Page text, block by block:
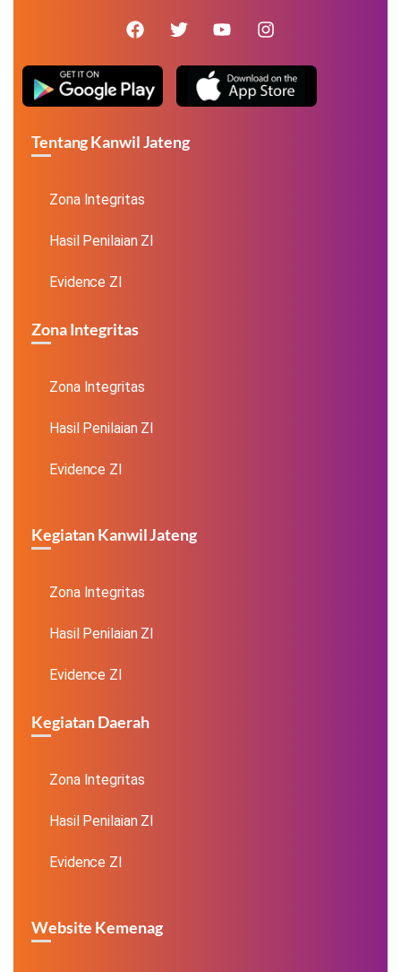
Tentang Kanwil Jateng
Zona Integritas
Hasil Penilaian ZI
Evidence ZI
Zona Integritas
Zona Integritas
Hasil Penilaian ZI
Evidence ZI
Kegiatan Kanwil Jateng
Zona Integritas
Hasil Penilaian ZI
Evidence ZI
Kegiatan Daerah
Zona Integritas
Hasil Penilaian ZI
Evidence ZI
Website Kemenag